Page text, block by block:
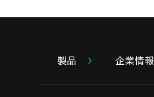
製品 企業情報